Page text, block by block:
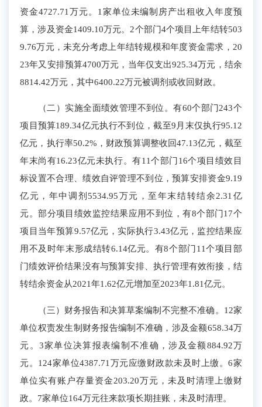
资金4727.71 万元。 1家单位未编制房产出租收入 年度预
算，涉及资金1409.10万元。 2个部门4个项目上年结转503
9.76万元，未充分考虑上年结转规模和年度资金需求，20
23年又安排预算4700万元，当年仅支出925.34万元， 结余
8814.42万元，其中6400.22万元被调剂或收回财政。
（二）实施全面绩效管理不到位。有60个部门243个
项目预算189.34亿元执行不到位，截至9月末仅执行95.12
亿元 ，执行率50.2%，财政预算调整收回47.13亿元，截至
年末尚有16.23亿元未执行。有11个部门16个项目 绩效 目
标设置不合理、绩效自评管理不到位 ，预算安排资金9.19
亿元，年中调剂5534.95万元，至年末结转结余2.31亿
元。部分项目绩效监控结果应用不到位 ，有8个部门17个
项目 当年预算9.57亿元， 实际执行3.43亿元， 监控结果应
用不及时年末形成结转6.14亿元。 有8个部门11个项目 部
门绩效评价结果没有与预算安排、执行管理有效衔接，结
转结余资金从2021年1.62亿元增加至2023年1.81亿元。
（三）财务报告和决算草案编制不完整不准确。 12家
单位权责发生制 财务报告编制不准确，涉及金额658.34万
元 。3家单位决算报表编制不准确，涉及金额884.92万
元。 124家单位4387.71 万元应缴财政款未及时上缴。6家
单位实有账户存量资金203.20万元，未及时清理 上缴财
政。 7家单位164万元往来款项长期挂账，未及时清理。